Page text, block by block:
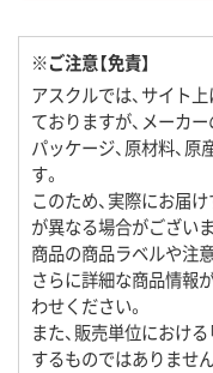
※ご注意【免責】
アスクルでは、サイト
ておりますが、メーカー
パッケージ、原材料、
す。
このため、実際にお届
が異なる場合がござい
商品の商品ラベルや注
さらに詳細な商品情報
わせください。
また、販売単位におけ
するものではありませ